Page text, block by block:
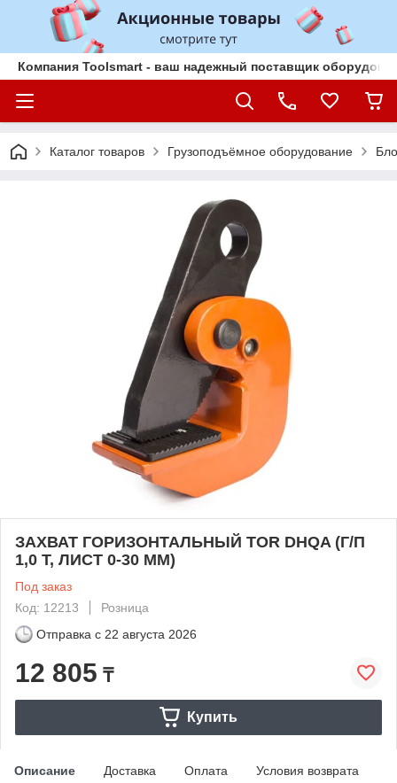
Компания Toolsmart - ваш надежный поставщик
Каталог товаров Грузоподъёмное оборудование
ЗАХВАТ ГОРИЗОНТАЛЬНЫЙ TOR DHQA (Г/П
1,0 Т, ЛИСТ 0-30 ММ)
Под заказ
Код: 12213
Розница
Отправка с 22 августа 2026
12 805 ₸
Купить
Описание Доставка Оплата Условия возврата